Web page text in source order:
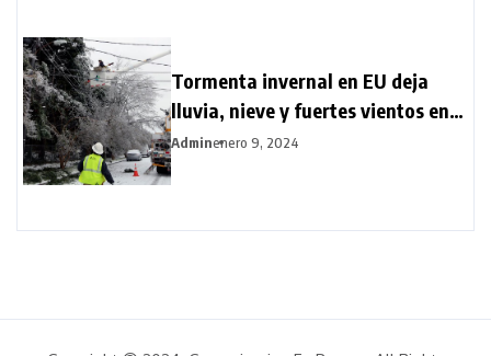
Tormenta invernal en EU deja
lluvia, nieve y fuertes vientos en
varios estados
Adminenero 9, 2024